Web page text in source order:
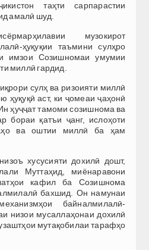
таҳти сарпарастии
амалӣ шуд.
музокирот
ҳуқуқии таъмини сулҳро
имзои Созишномаи умумии
миллӣ гардид.
сулҳ ва ризоияти миллӣ
ҳуқуқӣ аст, ки ҷомеаи ҷаҳонӣ
ҳуҷҷат тамоми созишнома ва
бораи қатъи ҷанг, ислоҳоти
ва оштии миллӣ ба ҳам
хусусияти дохилӣ дошт,
Муттаҳид, миёнаравони
кафил ба Созишнома
бахшид. Он намунаи
байналмилалӣ-
низои мусаллаҳонаи дохилӣ
мутақобилаи тарафҳо